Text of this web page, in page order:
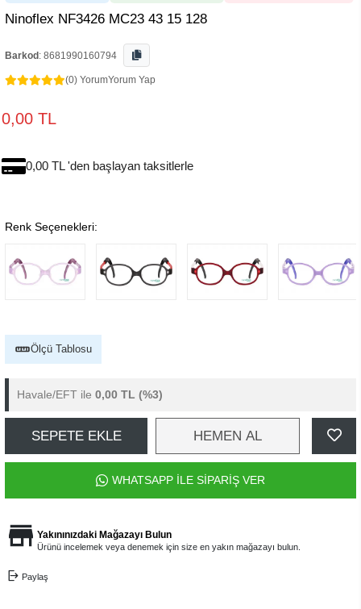
Ninoflex NF3426 MC23 43 15 128
Barkod : 8681990160794
(0) YorumYorum Yap
0,00 TL
0,00 TL 'den başlayan taksitlerle
Renk Seçenekleri:
Ölçü Tablosu
Havale/EFT ile 0,00 TL (%3)
SEPETE EKLE HEMEN AL
WHATSAPP İLE SİPARİŞ VER
Yakınınızdaki Mağazayı Bulun
Ürünü incelemek veya denemek için size en yakın mağazayı bulun.
Paylaş